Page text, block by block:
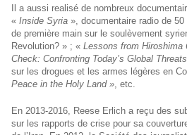
Il a aussi realisé de nombreux
« Inside Syria », documentaire radio de
de première main sur le soulèvement
Revolution? » ; « Lessons from Hiroshima
Check: Confronting Today’s Global
sur les drogues et les armes légères en
Peace in the Holy Land », etc.
En 2013-2016, Reese Erlich a reçu des
sur les rapports de crise pour sa